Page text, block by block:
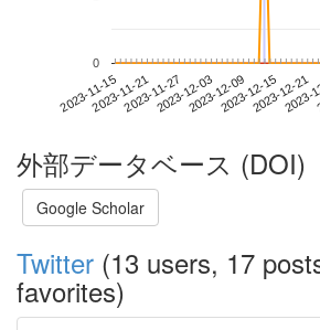
2023-11-152023-11-212023-11-272023-12-032023-12-092023-12-152023-12-21
0
外部データベース (DOI)
Google Scholar
Twitter (13 users, 17
favorites)